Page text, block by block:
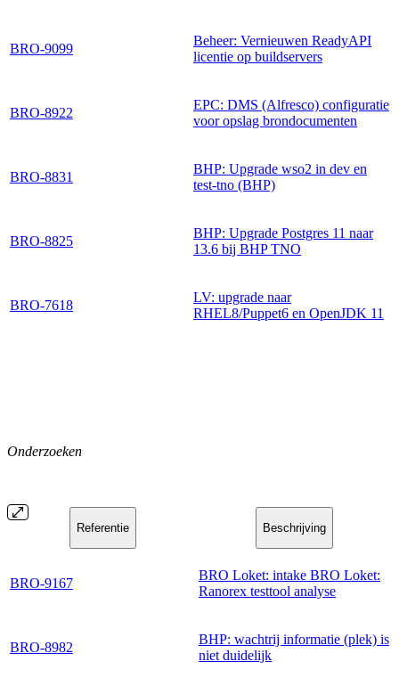
BRO-9099
Beheer: Vernieuwen ReadyAPI
licentie op buildservers
BRO-8922
EPC: DMS (Alfresco) configuratie
voor opslag brondocumenten
BRO-8831
BHP: Upgrade wso2 in dev en
test-tno (BHP)
BRO-8825
BHP: Upgrade Postgres 11 naar
13.6 bij BHP TNO
BRO-7618
LV: upgrade naar
RHEL8/Puppet6 en OpenJDK 11
Onderzoeken
Referentie Beschrijving
BRO-9167
BRO Loket: intake BRO Loket:
Ranorex testtool analyse
BRO-8982
BHP: wachtrij informatie (plek) is
niet duidelijk